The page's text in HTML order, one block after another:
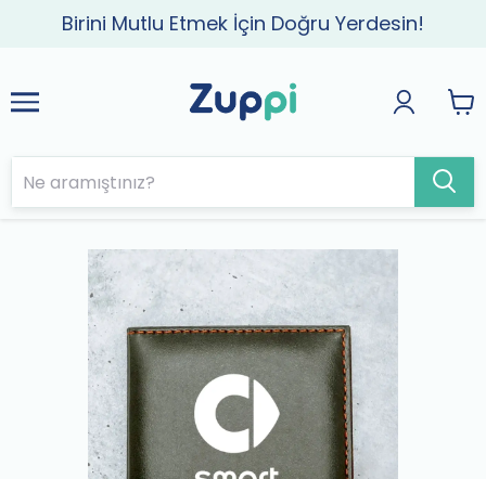
Birini Mutlu Etmek İçin Doğru Yerdesin!